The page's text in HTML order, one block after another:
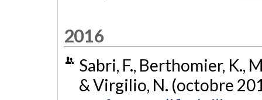
2016
Sabri, F., Berthomier, K.,
& Virgilio, N. (octobre